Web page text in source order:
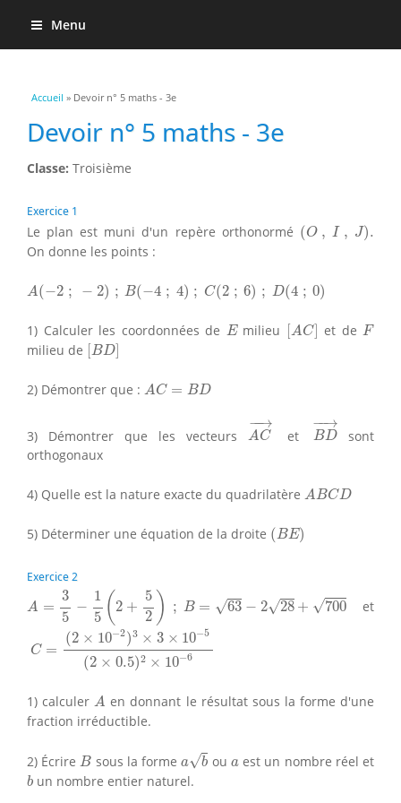
Menu
Vous êtes ici
Accueil » Devoir n° 5 maths - 3e
Devoir n° 5 maths - 3e
Classe: Troisième
Exercice 1
Le plan est muni d'un repère orthonormé (O , I , J).
(O, J)
On donne les points :
A(−2 ; − 2) ; B(−4 ; 4) ; C(2 ; 6) ; D(4 ; 0)
A (− 2; B( 4;4 C 2; ;D(4 0)
1) Calculer les coordonnées de E
Emilieu [AC]
[ A C] et de F
F
milieu de [BD]
[BD]
2) Démontrer que : AC = BD
AC= D
3) Démontrer que les vecteurs
−
−→
AC
AC→
et
−
−→
BD
BD→
sont
orthogonaux
4) Quelle est la nature exacte du quadrilatère ABCD
A BCD
5) Déterminer une équation de la droite (BE)
(BE)
Exercice 2
A =
3
5
−
1
5 ( 2 +
5
2 ) ; B = √63 − 2√28 + √700
5− 2 +5 B =
et
C =
(2 × 10−2)3 × 3 × 10−5
(2 × 0.5)2 × 10−6
×10 −2)3×3 ×10 (2 ×0.5
1) calculerA
A en donnant le résultat sous la forme d'une
fraction irréductible.
2) ÉcrireB
B sous la formea√b ou a
aest un nombre réel et
b
bun nombre entier naturel.